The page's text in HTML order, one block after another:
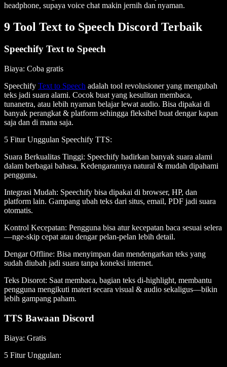
headphone, supaya voice chat makin jernih dan nyaman.
9 Tool Text to Speech Discord Terbaik
Speechify Text to Speech
Biaya: Coba gratis
Speechify Text to Speech adalah tool revolusioner yang mengubah
teks jadi suara alami. Cocok buat yang kesulitan membaca,
tunanetra, atau lebih nyaman belajar lewat audio. Bisa dipakai di
banyak perangkat & platform sehingga fleksibel buat dengar kapan
saja dan di mana saja.
5 Fitur Unggulan Speechify TTS:
Suara Berkualitas Tinggi: Speechify hadirkan banyak suara alami
dalam berbagai bahasa. Kedengarannya natural & mudah dipahami
pengguna.
Integrasi Mudah: Speechify bisa dipakai di browser, HP, dan
platform lain. Gampang ubah teks dari situs, email, PDF jadi suara
otomatis.
Kontrol Kecepatan: Pengguna bisa atur kecepatan baca sesuai selera
—nge-skip cepat atau dengar pelan-pelan lebih detail.
Dengar Offline: Bisa menyimpan dan mendengarkan teks yang
sudah diubah jadi suara tanpa koneksi internet.
Teks Disorot: Saat membaca, bagian teks di-highlight, membantu
pengguna mengikuti materi secara visual & audio sekaligus—bikin
lebih gampang paham.
TTS Bawaan Discord
Biaya: Gratis
5 Fitur Unggulan: